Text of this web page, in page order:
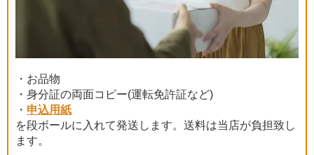
・お品物
・身分証の両面コピー(運転免許証など)
・ 申込用紙
を段ボールに入れて発送します。送料は当店が負担致し
ます。